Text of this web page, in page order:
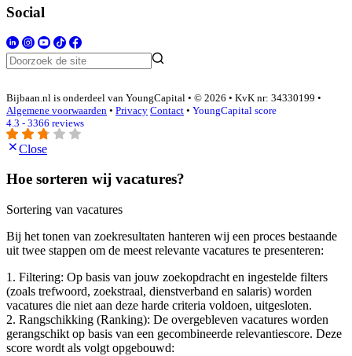
Social
Bijbaan.nl is onderdeel van YoungCapital • © 2026 • KvK nr: 34330199 •
Algemene voorwaarden • Privacy Contact • YoungCapital score
4.3 - 3366 reviews
Close
Hoe sorteren wij vacatures?
Sortering van vacatures
Bij het tonen van zoekresultaten hanteren wij een proces bestaande
uit twee stappen om de meest relevante vacatures te presenteren:
1. Filtering: Op basis van jouw zoekopdracht en ingestelde filters
(zoals trefwoord, zoekstraal, dienstverband en salaris) worden
vacatures die niet aan deze harde criteria voldoen, uitgesloten.
2. Rangschikking (Ranking): De overgebleven vacatures worden
gerangschikt op basis van een gecombineerde relevantiescore. Deze
score wordt als volgt opgebouwd: